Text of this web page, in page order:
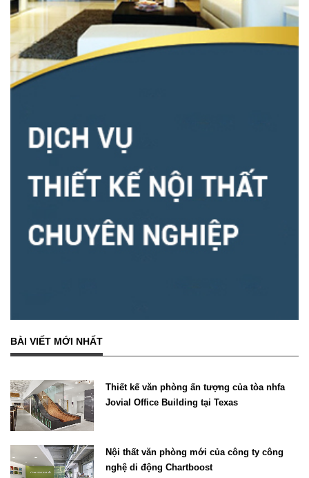
BÀI VIẾT MỚI NHẤT
Thiết kế văn phòng ấn tượng của tòa nhfa
Jovial Office Building tại Texas
Nội thất văn phòng mới của công ty công
nghệ di động Chartboost